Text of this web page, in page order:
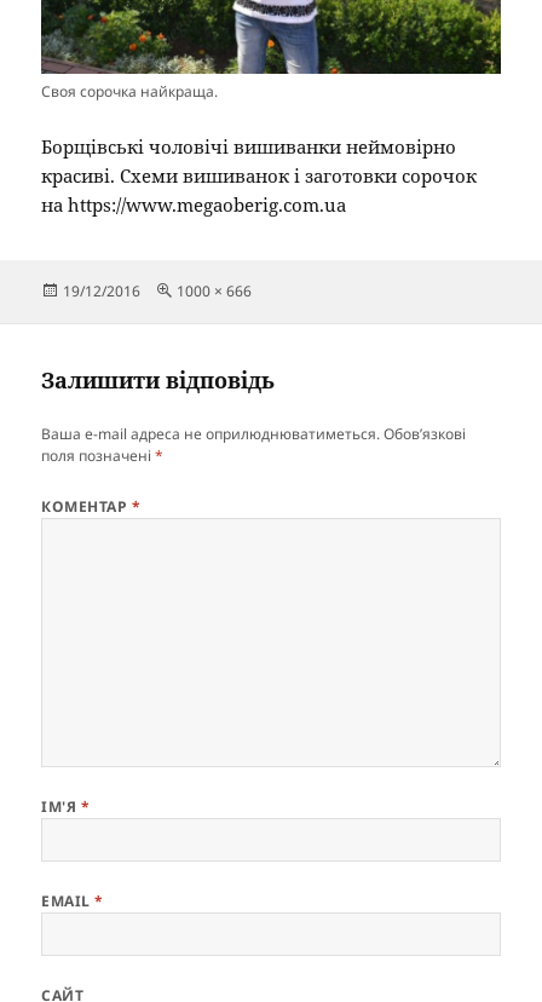
Своя сорочка найкраща.
Борщівські чоловічі вишиванки неймовірно
красиві. Схеми вишиванок і заготовки сорочок
на https://www.megaoberig.com.ua
Опубліковано
19/12/2016
Повний
1000 × 666
Залишити відповідь
Ваша e-mail адреса не оприлюднюватиметься. Обов’язкові
поля позначені*
КОМЕНТАР *
ІМ'Я *
EMAIL*
САЙТ